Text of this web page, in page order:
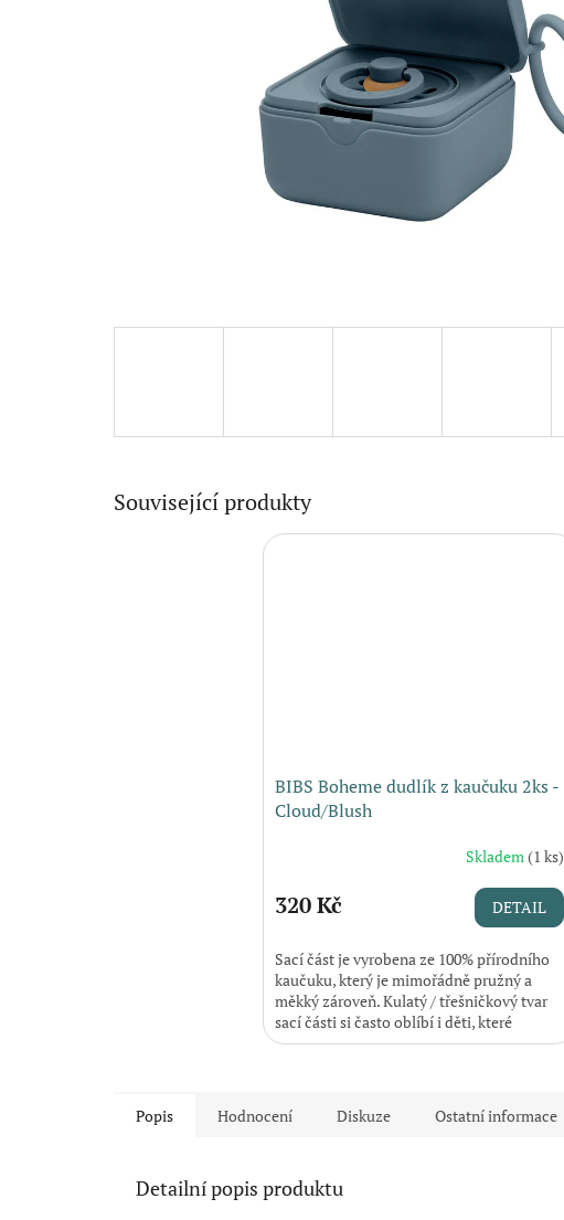
Související produkty
BIBS Boheme dudlík z kaučuku 2ks -
Cloud/Blush
Skladem(1 ks)
320 Kč DETAIL
Sací část je vyrobena ze 100% přírodního
kaučuku, který je mimořádně pružný a
měkký zároveň. Kulatý / třešničkový tvar
sací části si často oblíbí i děti, které
odmítají...
Popis Hodnocení Diskuze Ostatní informace
Detailní popis produktu